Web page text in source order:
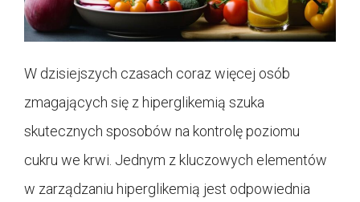
W dzisiejszych czasach coraz więcej osób
zmagających się z hiperglikemią szuka
skutecznych sposobów na kontrolę poziomu
cukru we krwi. Jednym z kluczowych elementów
w zarządzaniu hiperglikemią jest odpowiednia